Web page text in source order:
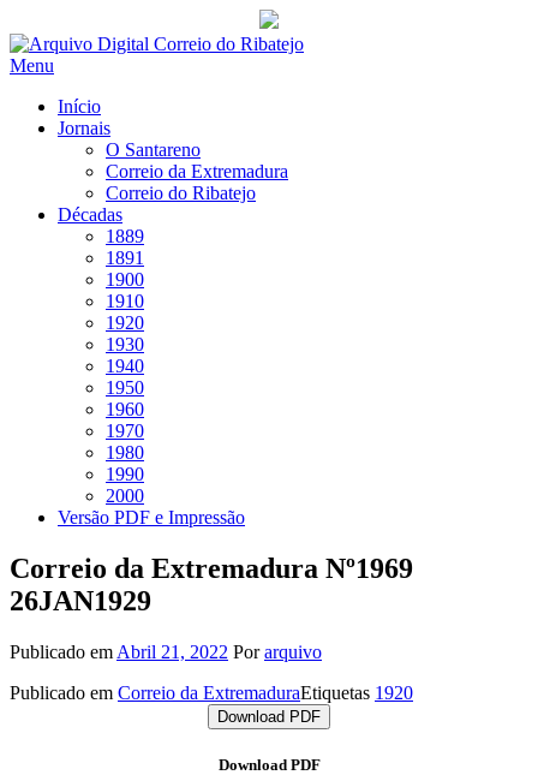
Saltar
para
Menu
Início
Jornais
O Santareno
Correio da Extremadura
Correio do Ribatejo
Décadas
1889
1891
1900
1910
1920
1930
1940
1950
1960
1970
1980
1990
2000
Versão PDF e Impressão
Correio da Extremadura Nº1969
26JAN1929
Publicado em Abril 21, 2022 Porarquivo
Publicado em Correio da ExtremaduraEtiquetas 1920
Download PDF
Download PDF